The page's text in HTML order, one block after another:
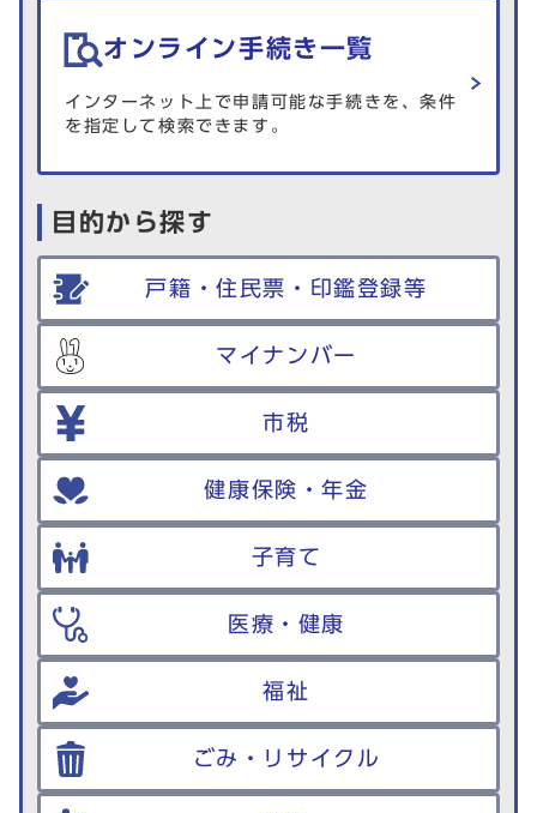
オンライン手続き一覧
インターネット上で申請可能な手続きを、条件
を指定して検索できます。
目的から探す
戸籍・住民票・印鑑登録等
マイナンバー
市税
健康保険・年金
子育て
医療・健康
福祉
ごみ・リサイクル